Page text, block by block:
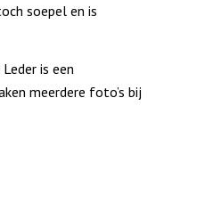
soepel en is
is een
meerdere foto’s bij